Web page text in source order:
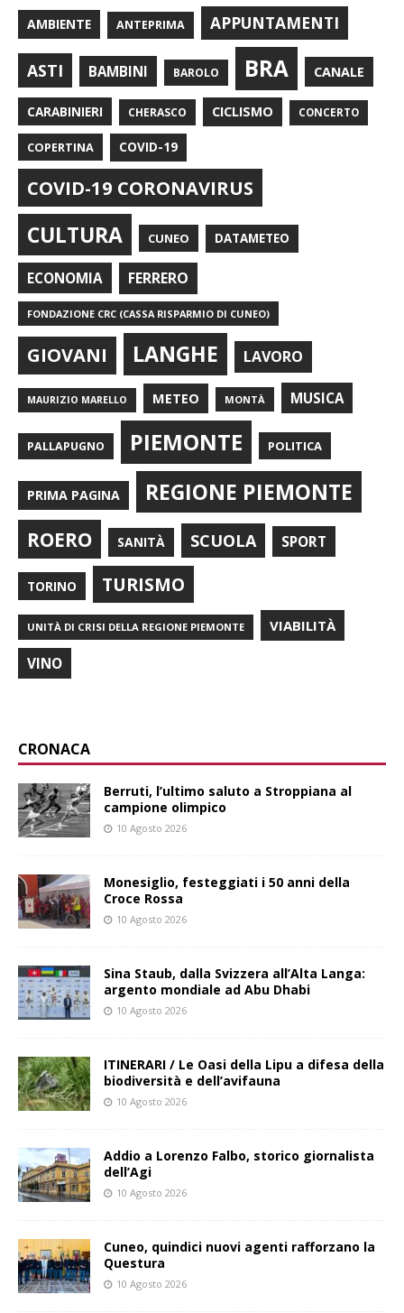
AMBIENTE ANTEPRIMA APPUNTAMENTI
ASTI BAMBINI BAROLO BRA CANALE
CARABINIERI CHERASCO CICLISMO CONCERTO
COPERTINA COVID-19
COVID-19 CORONAVIRUS
CULTURA CUNEO DATAMETEO
ECONOMIA FERRERO
FONDAZIONE CRC (CASSA RISPARMIO DI CUNEO)
GIOVANI LANGHE LAVORO
MAURIZIO MARELLO METEO MONTÀ MUSICA
PALLAPUGNO PIEMONTE POLITICA
PRIMA PAGINA REGIONE PIEMONTE
ROERO SANITÀ SCUOLA SPORT
TORINO TURISMO
UNITÀ DI CRISI DELLA REGIONE PIEMONTE VIABILITÀ
VINO
CRONACA
Berruti, l’ultimo saluto a Stroppiana al
campione olimpico
10 Agosto 2026
Monesiglio, festeggiati i 50 anni della
Croce Rossa
10 Agosto 2026
Sina Staub, dalla Svizzera all’Alta Langa:
argento mondiale ad Abu Dhabi
10 Agosto 2026
ITINERARI / Le Oasi della Lipu a difesa della
biodiversità e dell’avifauna
10 Agosto 2026
Addio a Lorenzo Falbo, storico giornalista
dell’Agi
10 Agosto 2026
Cuneo, quindici nuovi agenti rafforzano la
Questura
10 Agosto 2026